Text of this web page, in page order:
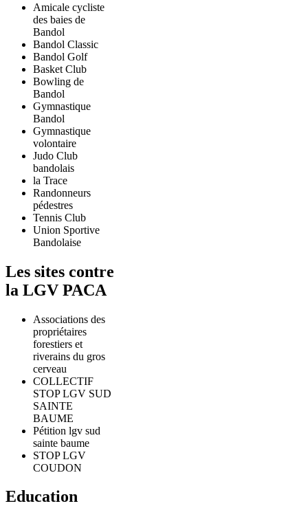
Amicale cycliste
des baies de
Bandol
Bandol Classic
Bandol Golf
Basket Club
Bowling de
Bandol
Gymnastique
Bandol
Gymnastique
volontaire
Judo Club
bandolais
la Trace
Randonneurs
pédestres
Tennis Club
Union Sportive
Bandolaise
Les sites contre
la LGV PACA
Associations des
propriétaires
forestiers et
riverains du gros
cerveau
COLLECTIF
STOP LGV SUD
SAINTE
BAUME
Pétition lgv sud
sainte baume
STOP LGV
COUDON
Education